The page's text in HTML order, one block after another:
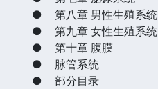
●
第八章 男性生殖系统
●
第九章 女性生殖系统
●
第十章 腹膜
●
脉管系统
●
部分目录